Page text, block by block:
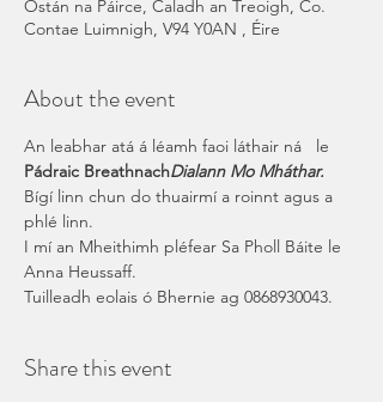
Óstán na Páirce, Caladh an Treoigh, Co.
Contae Luimnigh, V94 Y0AN , Éire
About the event
An leabhar atá á léamh faoi láthair ná
le
Pádraic BreathnachDialann Mo Mháthar.
Bígí linn chun do thuairmí a roinnt agus a
phlé linn.
I mí an Mheithimh pléfear Sa Pholl Báite le
Anna Heussaff.
Tuilleadh eolais ó Bhernie ag 0868930043.
Share this event